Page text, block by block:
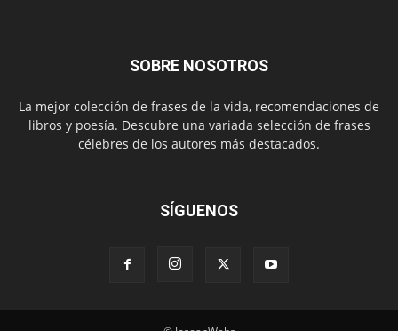
SOBRE NOSOTROS
La mejor colección de frases de la vida, recomendaciones de
libros y poesía. Descubre una variada selección de frases
célebres de los autores más destacados.
SÍGUENOS